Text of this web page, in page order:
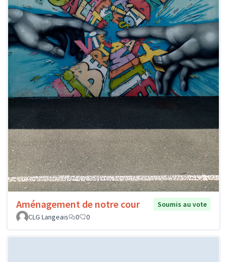
Aménagement de notre cour
Soumis au vote
CLG Langeais
0 0